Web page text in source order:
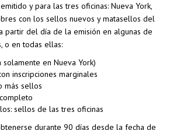
y para las tres oficinas: Nueva York,
con los sellos nuevos y matasellos del
partir del día de la emisión en algunas de
o en todas ellas:
en Nueva York)
inscripciones marginales
más sellos
sellos de las tres oficinas
durante 90 días desde la fecha de